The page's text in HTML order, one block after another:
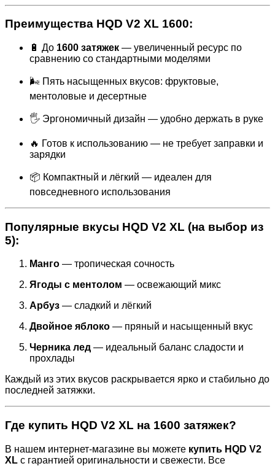
Преимущества HQD V2 XL 1600:
🔋 До 1600 затяжек — увеличенный ресурс по
сравнению со стандартными моделями
🌬 Пять насыщенных вкусов: фруктовые,
ментоловые и десертные
🖐 Эргономичный дизайн — удобно держать в руке
🔥 Готов к использованию — не требует заправки и
зарядки
📦 Компактный и лёгкий — идеален для
повседневного использования
Популярные вкусы HQD V2 XL (на выбор из
5):
Манго — тропическая сочность
Ягоды с ментолом — освежающий микс
Арбуз — сладкий и лёгкий
Двойное яблоко — пряный и насыщенный вкус
Черника лед — идеальный баланс сладости и
прохлады
Каждый из этих вкусов раскрывается ярко и стабильно до
последней затяжки.
Где купить HQD V2 XL на 1600 затяжек?
В нашем интернет-магазине вы можете купить HQD V2
XL с гарантией оригинальности и свежести. Все